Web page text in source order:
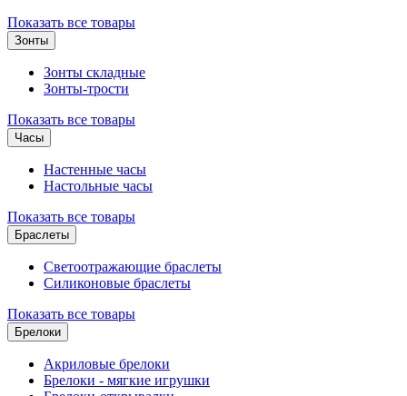
Показать все товары
Зонты
Зонты складные
Зонты-трости
Показать все товары
Часы
Настенные часы
Настольные часы
Показать все товары
Браслеты
Светоотражающие браслеты
Силиконовые браслеты
Показать все товары
Брелоки
Акриловые брелоки
Брелоки - мягкие игрушки